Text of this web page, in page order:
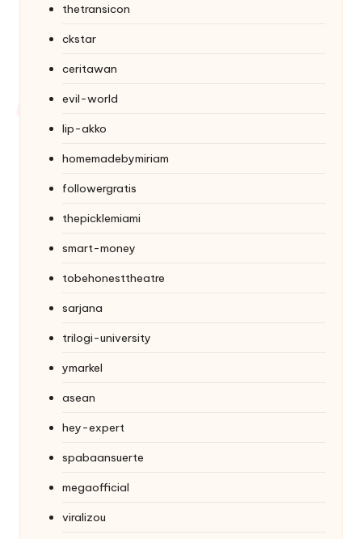
thetransicon
ckstar
ceritawan
evil-world
lip-akko
homemadebymiriam
followergratis
thepicklemiami
smart-money
tobehonesttheatre
sarjana
trilogi-university
ymarkel
asean
hey-expert
spabaansuerte
megaofficial
viralizou